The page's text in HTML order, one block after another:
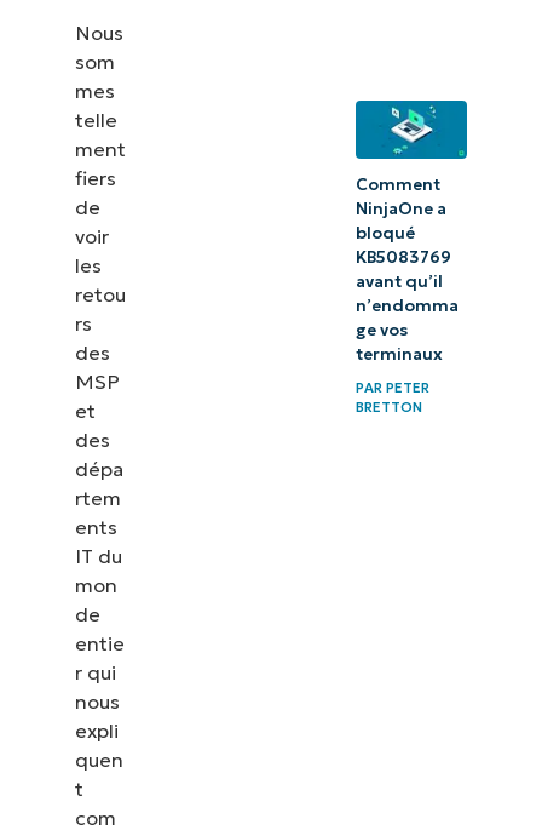
Nous
som
mes
telle
ment
fiers
de
voir
les
retou
rs
des
MSP
et
des
dépa
rtem
ents
IT du
mon
de
entie
r qui
nous
expli
quen
t
com
Comment
NinjaOne a
bloqué
KB5083769
avant qu’il
n’endomma
ge vos
terminaux
PAR PETER
BRETTON